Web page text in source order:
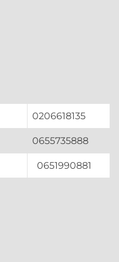
11
0206618135
0655735888
0651990881